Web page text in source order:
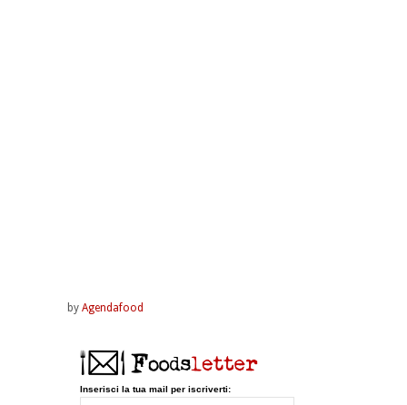
by Agendafood
Inserisci la tua mail per iscriverti: